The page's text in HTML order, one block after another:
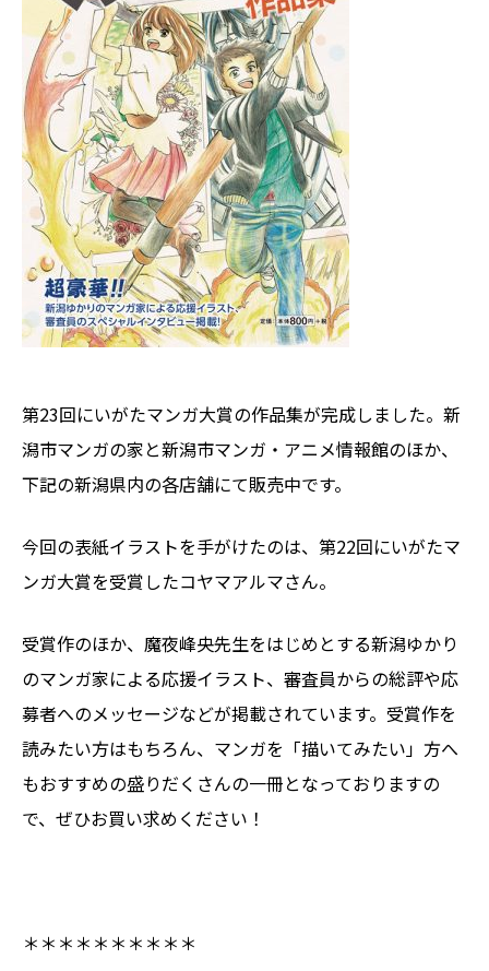
第23回にいがたマンガ大賞の作品集が完成しました。新
潟市マンガの家と新潟市マンガ・アニメ情報館のほか、
下記の新潟県内の各店舗にて販売中です。
今回の表紙イラストを手がけたのは、第22回にいがたマ
ンガ大賞を受賞したコヤマアルマさん。
受賞作のほか、魔夜峰央先生をはじめとする新潟ゆかり
のマンガ家による応援イラスト、審査員からの総評や応
募者へのメッセージなどが掲載されています。受賞作を
読みたい方はもちろん、マンガを「描いてみたい」方へ
もおすすめの盛りだくさんの一冊となっておりますの
で、ぜひお買い求めください！
＊＊＊＊＊＊＊＊＊＊